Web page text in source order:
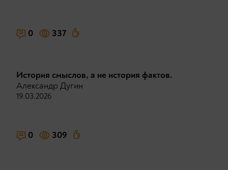
0 337
История смыслов, а не история фактов.
Александр Дугин
19.03.2026
0 309